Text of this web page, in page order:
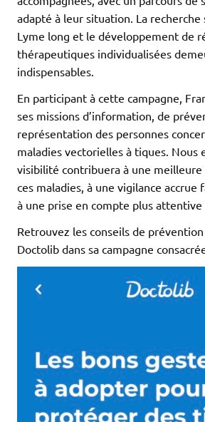
adapté à leur situation. La recherche
Lyme long et le développement de
thérapeutiques individualisées
indispensables.
En participant à cette campagne,
ses missions d’information, de
représentation des personnes
maladies vectorielles à tiques. Nous
visibilité contribuera à une meilleure
ces maladies, à une vigilance accrue
à une prise en compte plus attentive
Retrouvez les conseils de
Doctolib dans sa campagne